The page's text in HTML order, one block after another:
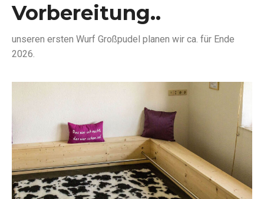
Vorbereitung..
unseren ersten Wurf Großpudel planen wir ca. für Ende
2026.